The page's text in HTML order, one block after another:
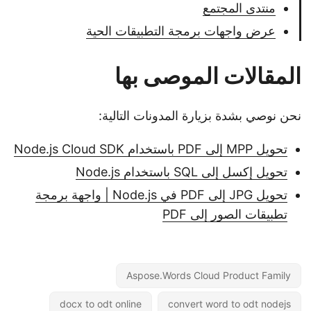
منتدى المجتمع
عرض واجهات برمجة التطبيقات الحية
المقالات الموصى بها
نحن نوصي بشدة بزيارة المدونات التالية:
تحويل MPP إلى PDF باستخدام Node.js Cloud SDK
تحويل إكسل إلى SQL باستخدام Node.js
تحويل JPG إلى PDF في Node.js | واجهة برمجة
تطبيقات الصور إلى PDF
Aspose.Words Cloud Product Family
convert word to odt nodejs
docx to odt online